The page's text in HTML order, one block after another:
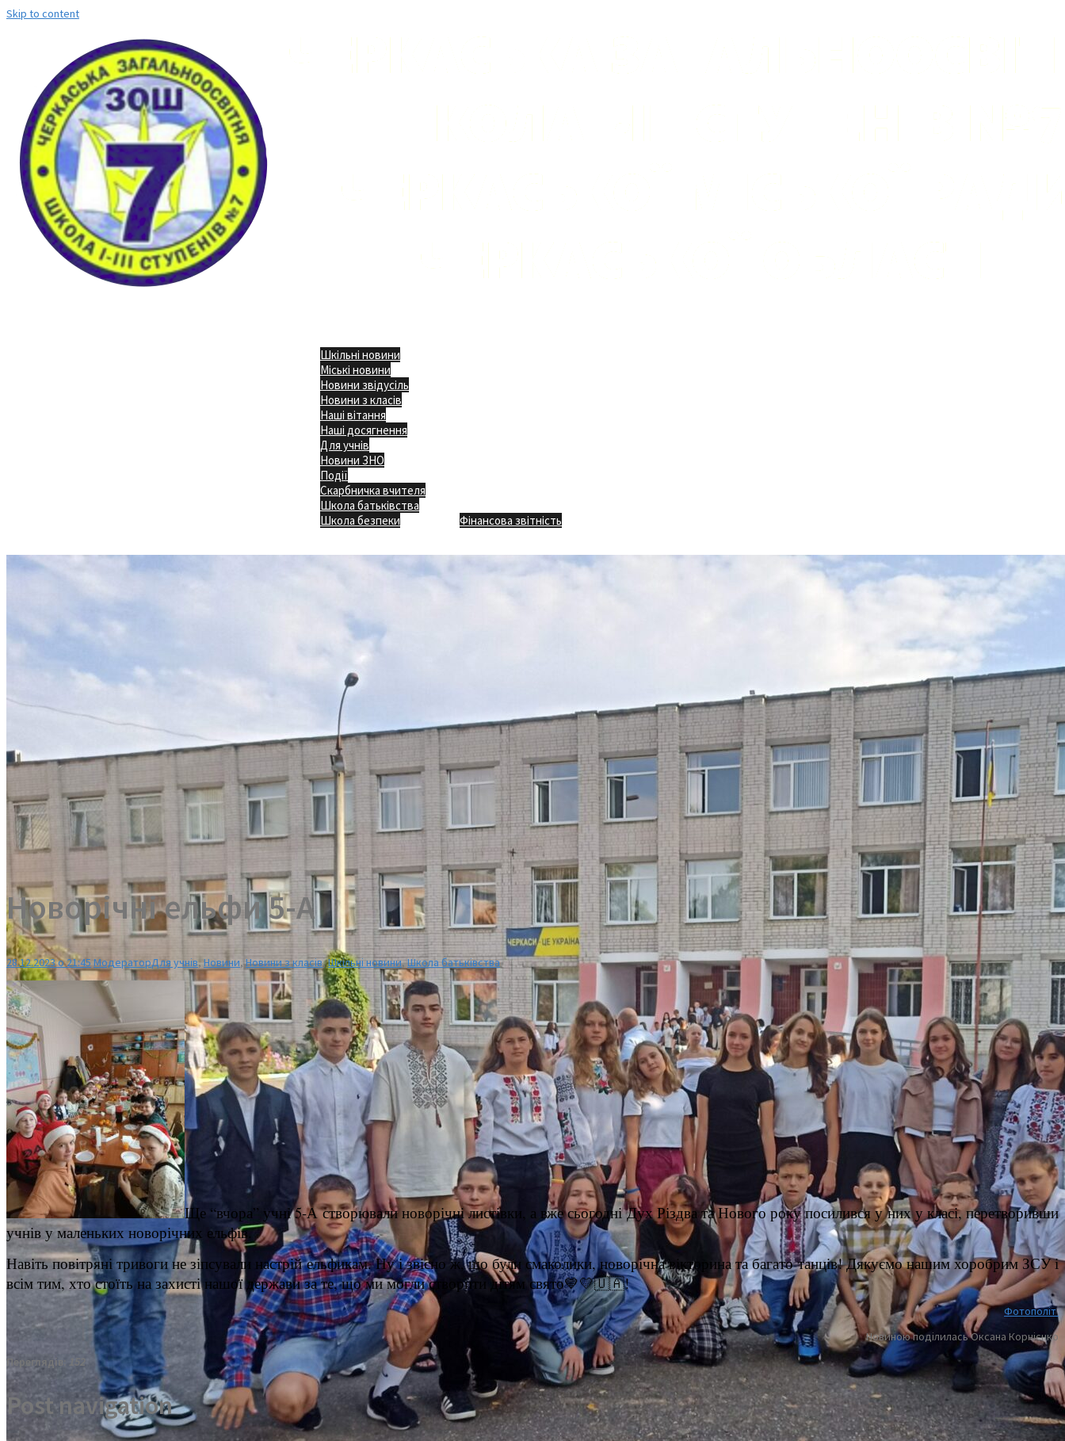
Skip to content
Шкільні новини
Міські новини
Новини звідусіль
Новини з класів
Наші вітання
Наші досягнення
Для учнів
Новини ЗНО
Події
Скарбничка вчителя
Школа батьківства
Школа безпеки
Фінансова звітність
Новорічні ельфи 5-А
28.12.2023 о 21:45 МодераторДля учнів,Новини,Новини з класів,Шкільні новини,Школа батьківства
Ще “вчора” учні 5-А створювали новорічні листівки, а вже сьогодні Дух Різдва та Нового року посилився у них у класі, перетворивши
учнів у маленьких новорічних ельфів.
Навіть повітряні тривоги не зіпсували настрій ельфикам. Ну і звісно ж, що були смаколики, новорічна вікторина та багато танців! Дякуємо нашим хоробрим ЗСУ і
всім тим, хто стоїть на захисті нашої держави за те, що ми могли створити дітям свято💙💛🇺🇦!
Фотополіт
Новиною поділилась Оксана Корнієнко
Переглядів:
152
Post navigation